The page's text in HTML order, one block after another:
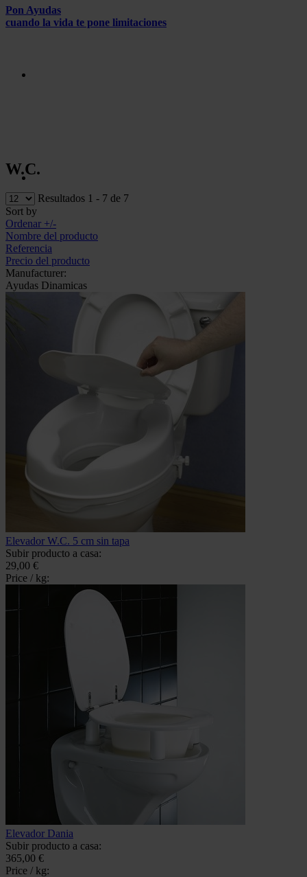
Pon Ayudas
cuando la vida te pone limitaciones
W.C.
Resultados 1 - 7 de 7
Sort by
Ordenar +/-
Nombre del producto
Referencia
Precio del producto
Manufacturer:
Ayudas Dinamicas
Elevador W.C. 5 cm sin tapa
Subir producto a casa:
29,00 €
Price / kg:
Elevador Dania
Subir producto a casa:
365,00 €
Price / kg: